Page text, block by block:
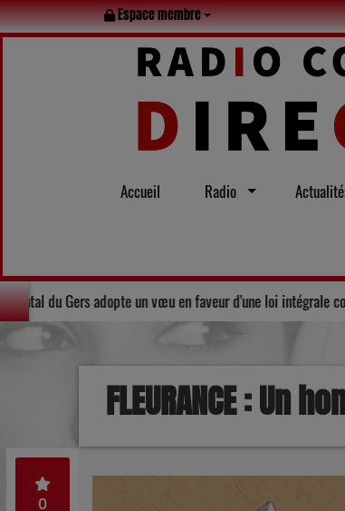
Espace membre
Accueil Radio
l’été Solidarité : Le Conseil départemental du
FLEURANCE : Un
0